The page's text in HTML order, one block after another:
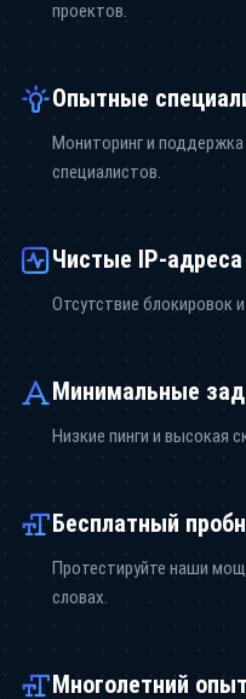
проектов.
Опытные
Мониторинг и
специалистов.
Чистые IP-адреса
Отсутствие блокировок
Минимальные
Низкие пинги и высокая
Бесплатный
Протестируйте наши
словах.
Многолетний опыт